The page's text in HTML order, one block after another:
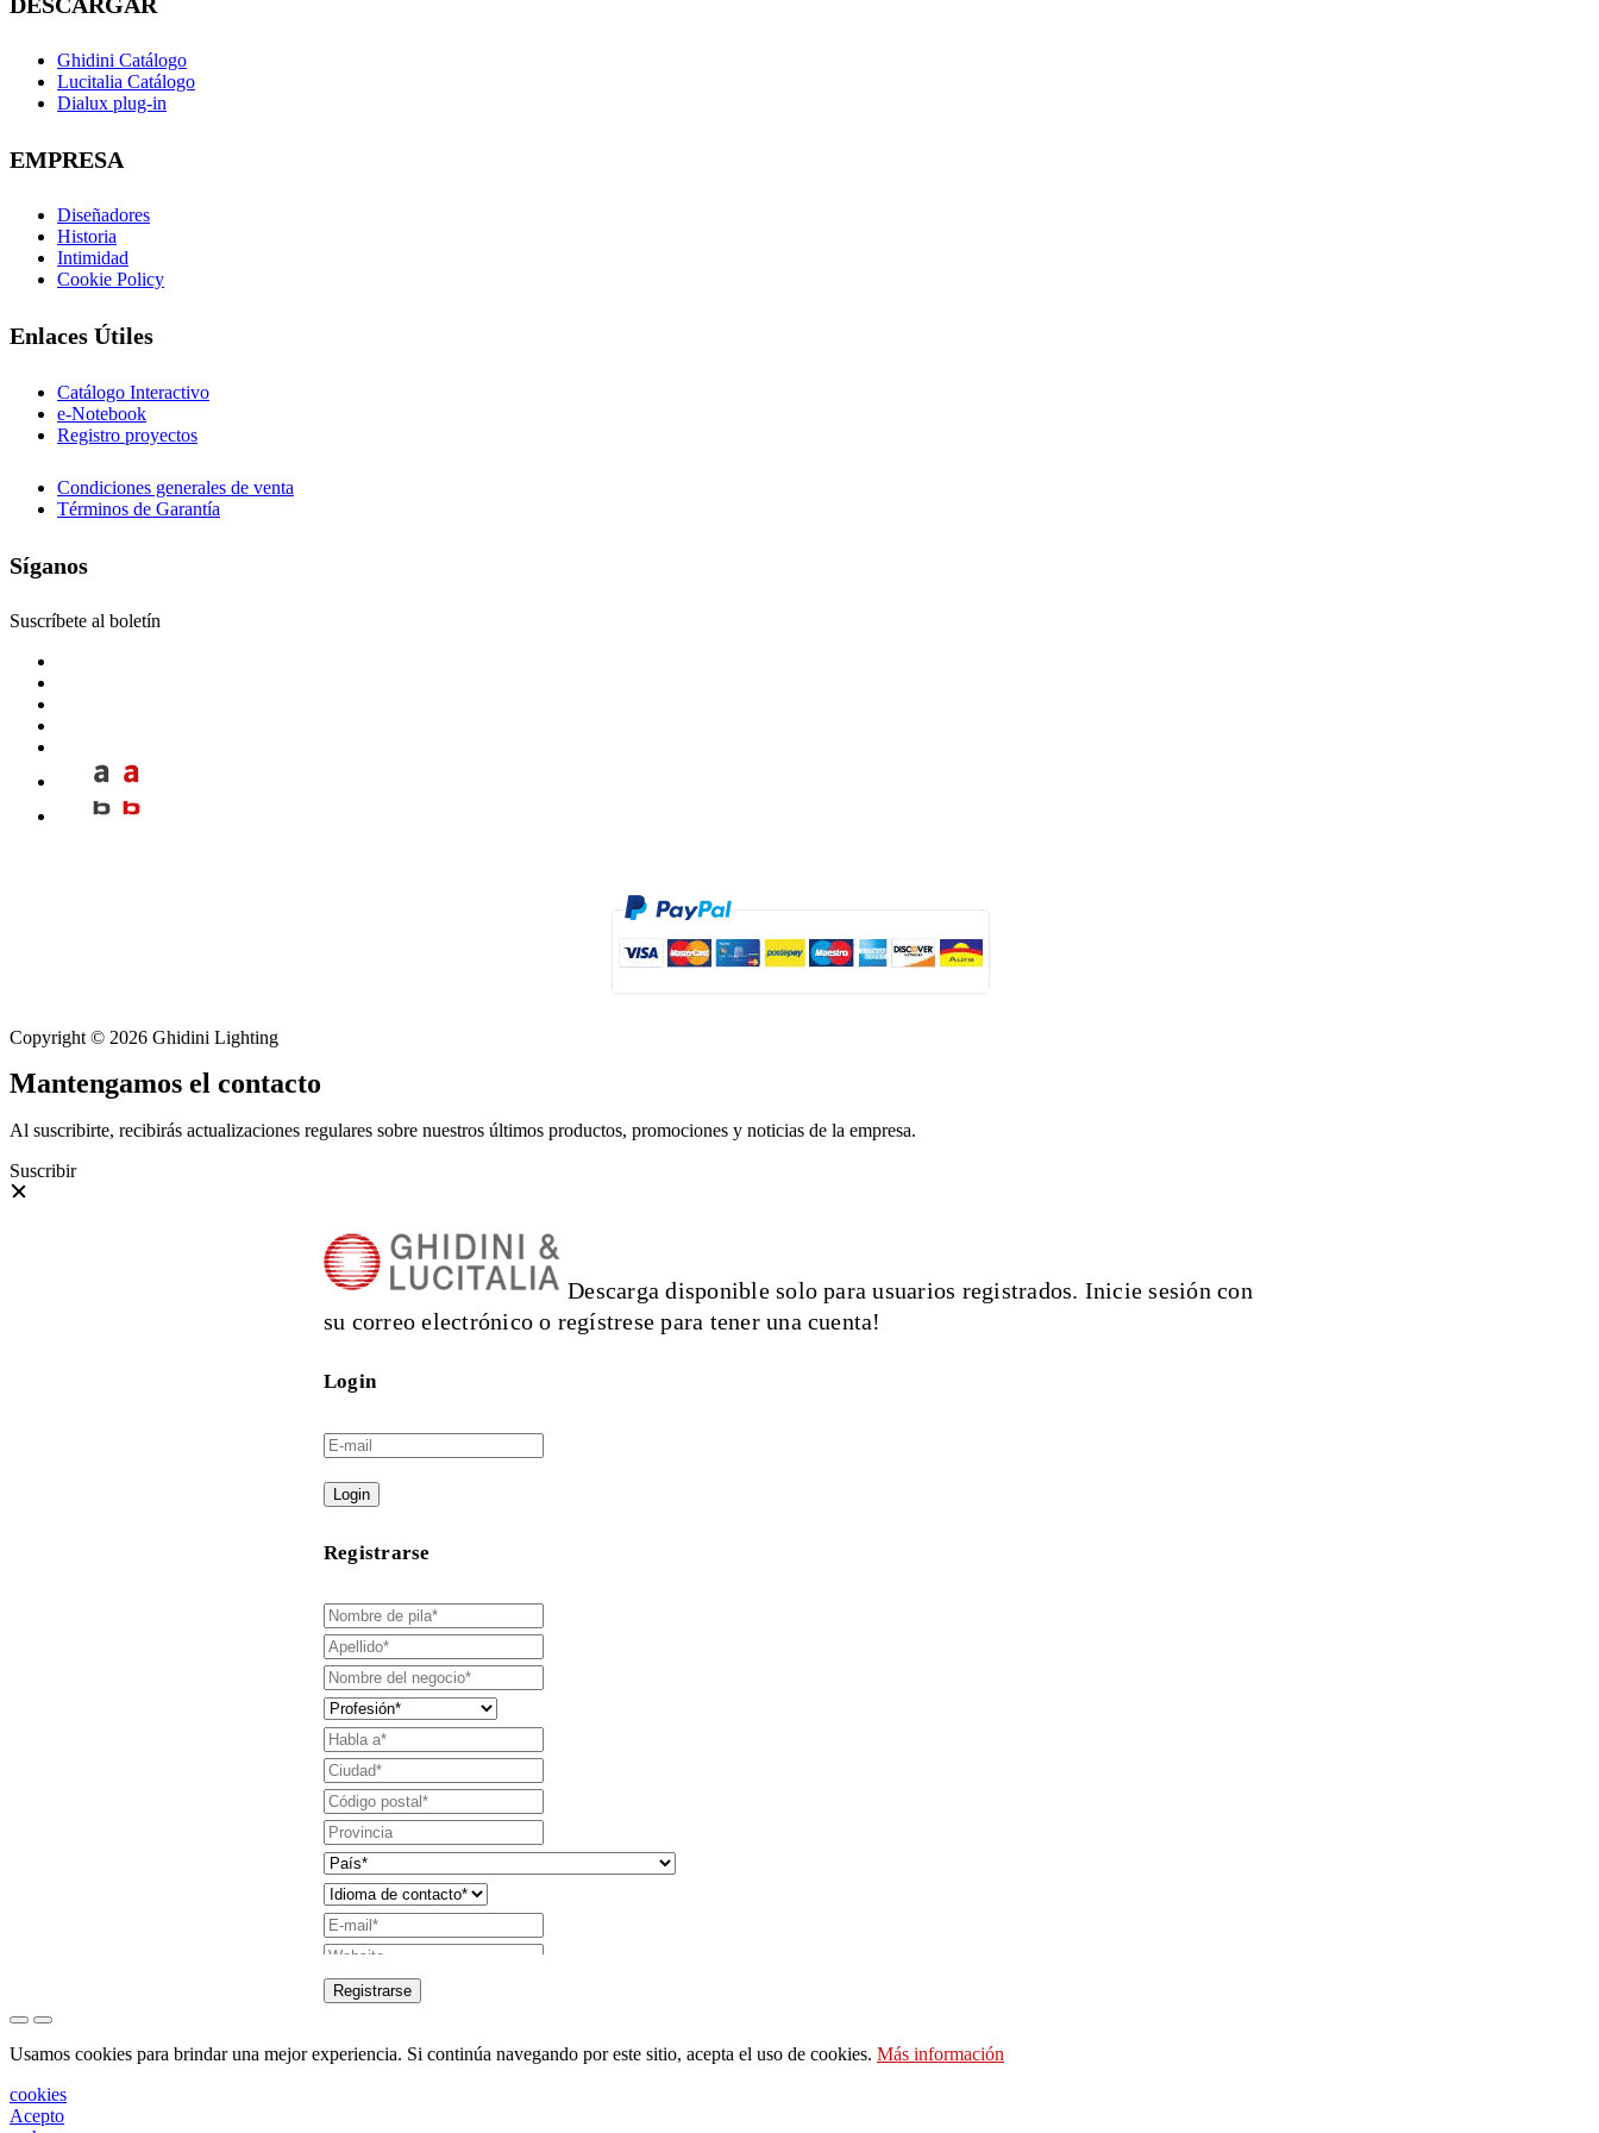
Ghidini Catálogo
Lucitalia Catálogo
Dialux plug-in
EMPRESA
Diseñadores
Historia
Intimidad
Cookie Policy
Enlaces Útiles
Catálogo Interactivo
e-Notebook
Registro proyectos
Condiciones generales de venta
Términos de Garantía
Síganos
Suscríbete al boletín
Copyright © 2026 Ghidini Lighting
Mantengamos el contacto
Al suscribirte, recibirás actualizaciones regulares sobre nuestros últimos productos, promociones y noticias de la empresa.
Suscribir
Descarga disponible solo para usuarios registrados. Inicie sesión con
su correo electrónico o regístrese para tener una cuenta!
Login
Login
Registrarse
Solicitud de envío de catálogo
Registrarse
Usamos cookies para brindar una mejor experiencia. Si continúa navegando por este sitio, acepta el uso de cookies. Más información
cookies
Acepto